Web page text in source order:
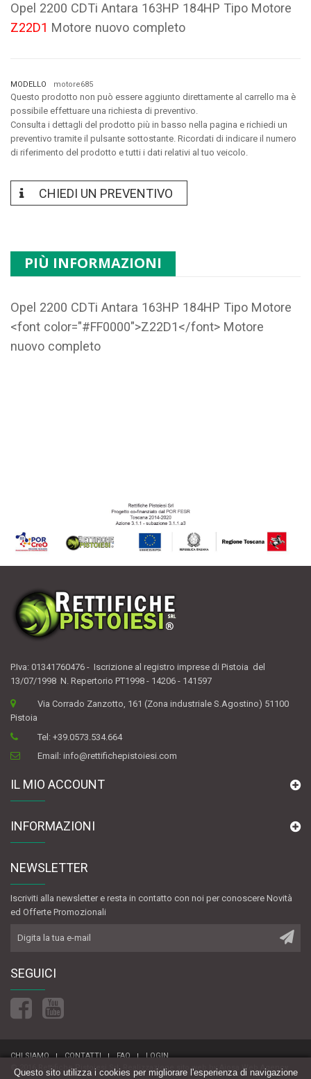
Opel 2200 CDTi Antara 163HP 184HP Tipo Motore
Z22D1 Motore nuovo completo
MODELLO motore685
Questo prodotto non può essere aggiunto direttamente al carrello ma è
possibile effettuare una richiesta di preventivo.
Consulta i dettagli del prodotto più in basso nella pagina e richiedi un
preventivo tramite il pulsante sottostante. Ricordati di indicare il numero
di riferimento del prodotto e tutti i dati relativi al tuo veicolo.
CHIEDI UN PREVENTIVO
PIÙ INFORMAZIONI
Opel 2200 CDTi Antara 163HP 184HP Tipo Motore
<font color="#FF0000">Z22D1</font> Motore
nuovo completo
P.Iva: 01341760476 - Iscrizione al registro imprese di Pistoia del
13/07/1998 N. Repertorio PT1998 - 14206 - 141597
Via Corrado Zanzotto, 161 (Zona industriale S.Agostino) 51100
Pistoia
Tel:+39.0573.534.664
Email:info@rettifichepistoiesi.com
IL MIO ACCOUNT
INFORMAZIONI
NEWSLETTER
Iscriviti alla newsletter e resta in contatto con noi per conoscere Novità
ed Offerte Promozionali
SEGUICI
CHI SIAMO CONTATTI FAQ
LOGIN
© 2016 Rettifiche Pistoiesi Srl.
Realizzazione sito web by Aiosa Web Agency
Questo sito utilizza i cookies per migliorare l'esperienza di navigazione